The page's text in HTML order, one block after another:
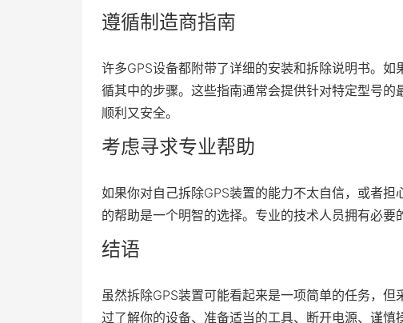
遵循制造商指南
许多GPS设备都附带了详细的安装和拆除说明书。
循其中的步骤。这些指南通常会提供针对特定型号
顺利又安全。
考虑寻求专业帮助
如果你对自己拆除GPS装置的能力不太自信，或者
的帮助是一个明智的选择。专业的技术人员拥有必要
结语
虽然拆除GPS装置可能看起来是一项简单的任务，
过了解你的设备、准备适当的工具、断开电源、谨